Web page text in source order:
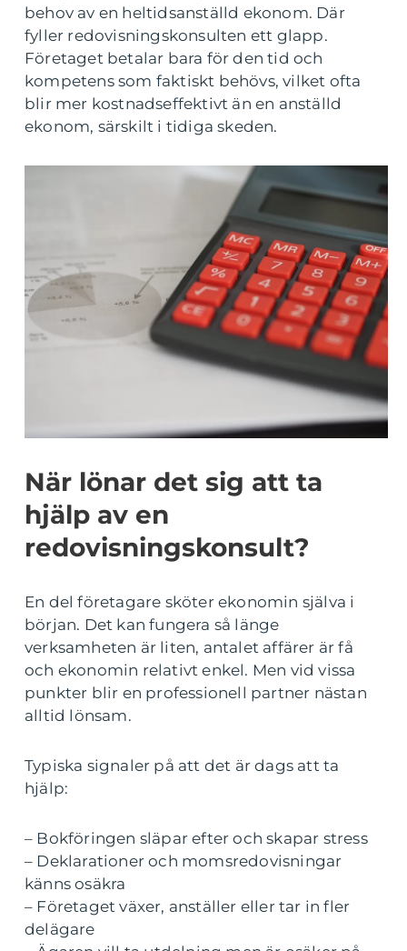
behov av en heltidsanställd ekonom. Där
fyller redovisningskonsulten ett glapp.
Företaget betalar bara för den tid och
kompetens som faktiskt behövs, vilket ofta
blir mer kostnadseffektivt än en anställd
ekonom, särskilt i tidiga skeden.
När lönar det sig att ta
hjälp av en
redovisningskonsult?
En del företagare sköter ekonomin själva i
början. Det kan fungera så länge
verksamheten är liten, antalet affärer är få
och ekonomin relativt enkel. Men vid vissa
punkter blir en professionell partner nästan
alltid lönsam.
Typiska signaler på att det är dags att ta
hjälp:
– Bokföringen släpar efter och skapar stress
– Deklarationer och momsredovisningar
känns osäkra
– Företaget växer, anställer eller tar in fler
delägare